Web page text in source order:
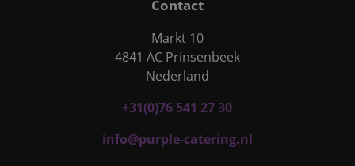
Contact
Markt 10
4841 AC Prinsenbeek
Nederland
+31(0)76 541 27 30
info@purple-catering.nl